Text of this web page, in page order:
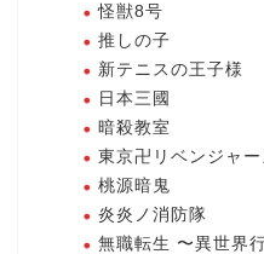
怪獣8号
推しの子
新テニスの王子様
日本三國
暗殺教室
東京卍リベンジャー
桃源暗鬼
炎炎ノ消防隊
無職転生 〜異世界